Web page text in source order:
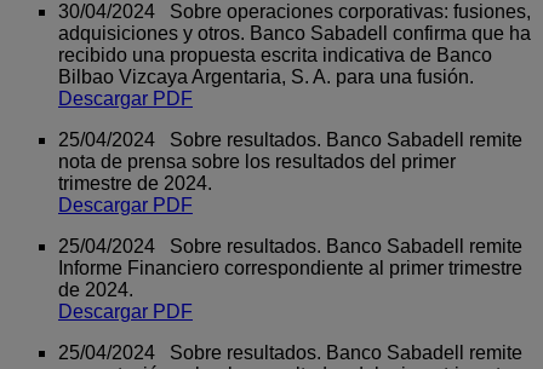
30/04/2024 Sobre operaciones corporativas: fusiones,
adquisiciones y otros. Banco Sabadell confirma que ha
recibido una propuesta escrita indicativa de Banco
Bilbao Vizcaya Argentaria, S. A. para una fusión.
Descargar PDF
25/04/2024 Sobre resultados. Banco Sabadell remite
nota de prensa sobre los resultados del primer
trimestre de 2024.
Descargar PDF
25/04/2024 Sobre resultados. Banco Sabadell remite
Informe Financiero correspondiente al primer trimestre
de 2024.
Descargar PDF
25/04/2024 Sobre resultados. Banco Sabadell remite